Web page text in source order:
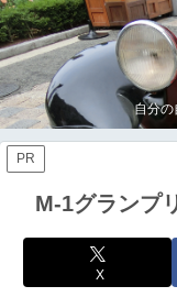
自分の
PR
M-1グランプ
X